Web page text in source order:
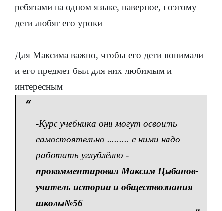
ребятами на одном языке, наверное, поэтому
дети любят его уроки
Для Максима важно, чтобы его дети понимали
и его предмет был для них любимым и
интересным
-Курс учебника они могут освоить
самостоятельно ......... с ними надо
работать углублённо -
прокомментировал Максим Цыбанов-
учитель истории и обществознания
школы№56